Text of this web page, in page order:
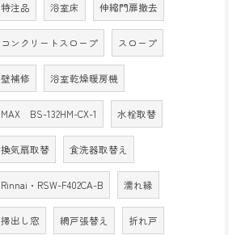
特注品 浴室床 伸縮門扉撤去
コンクリートスロープ スロープ
壁補修 浴室乾燥暖房機
MAX BS-132HM-CX-1 水栓取替
換気扇取替 食洗器取替え
Rinnai・RSW-F402CA-B 濡れ縁
掃出し窓 網戸張替え 折れ戸